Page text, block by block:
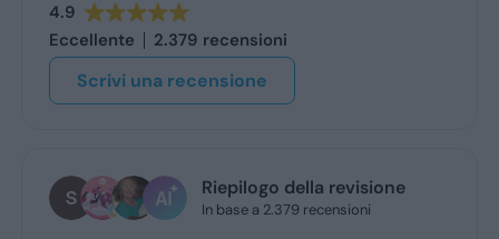
4.9
Eccellente
2.379 recensioni
Scrivi una recensione
Riepilogo della revisione
In base a 2.379 recensioni